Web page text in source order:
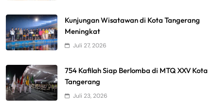
Kunjungan Wisatawan di Kota Tangerang
Meningkat
Juli 27, 2026
754 Kafilah Siap Berlomba di MTQ XXV Kota
Tangerang
Juli 23, 2026